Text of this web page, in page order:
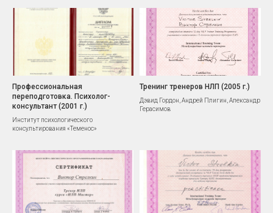
Профессиональная
переподготовка. Психолог-
консультант (2001 г.)
Институт психологического
консультирования «Теменос»
Тренинг тренеров НЛП (2005 г.)
Дэвид Гордон, Андрей Плигин, Александр
Герасимов